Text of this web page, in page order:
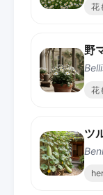
花
野
花
ツ